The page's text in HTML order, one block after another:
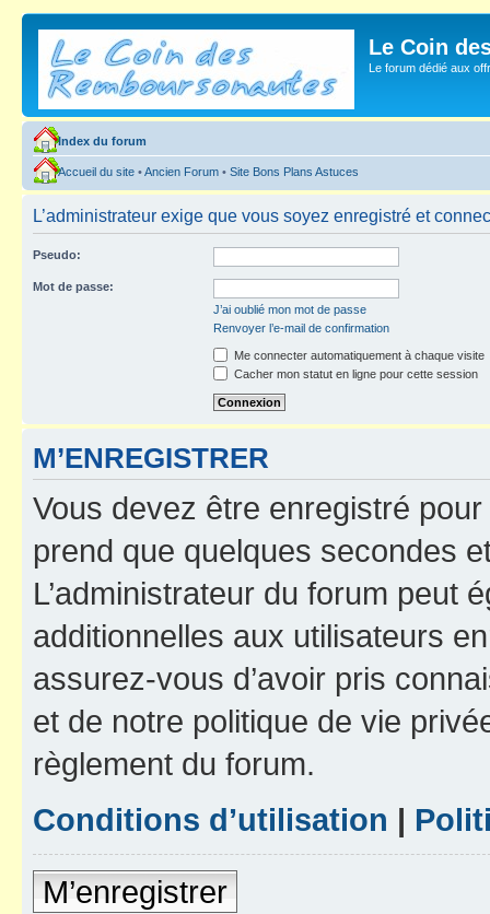
Le Coin
Le forum dédié aux
Index du forum
Accueil du site •Ancien Forum • Site Bons Plans Astuces
L’administrateur exige que vous soyez enregistré et
Pseudo:
Mot de passe:
J’ai oublié mon mot de passe
Renvoyer l’e-mail de confirmation
Me connecter automatiquement à chaque visite
Cacher mon statut en ligne pour cette session
M’ENREGISTRER
Vous devez être enregistré
prend que quelques secondes
L’administrateur du forum peut
additionnelles aux utilisateurs
assurez-vous d’avoir pris
et de notre politique de vie
règlement du forum.
Conditions d’utilisation |
M’enregistrer